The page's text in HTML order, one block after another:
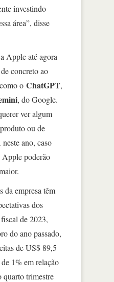
investindo
área”, disse
Apple até agora
concreto ao
o ChatGPT,
, do Google.
ver algum
ou de
ano, caso
Apple poderão
da empresa têm
dos
de 2023,
do ano passado,
de US$ 89,5
1% em relação
quarto trimestre